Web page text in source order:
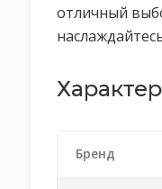
отличный
Бренд